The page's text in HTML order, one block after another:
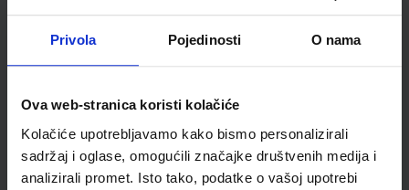
Privola Pojedinosti O nama
Ova web-stranica koristi kolačiće
Kolačiće upotrebljavamo kako bismo personalizirali
sadržaj i oglase, omogućili značajke društvenih medija i
analizirali promet. Isto tako, podatke o vašoj upotrebi
Garancija
5 godina